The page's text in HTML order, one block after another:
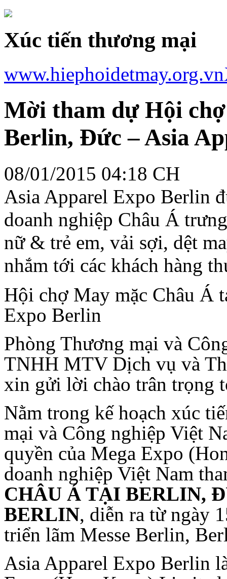
Xúc tiến thương mại
www.hiephoidetmay.org.vn
Mời tham dự Hội
Berlin, Đức – Asia
08/01/2015 04:18 CH
Asia Apparel Expo Berlin
doanh nghiệp Châu Á
nữ & trẻ em, vải sợi, dệt
nhắm tới các khách hàng
Hội chợ May mặc Châu Á
Expo Berlin
Phòng Thương mại và
TNHH MTV Dịch vụ và
xin gửi lời chào trân trọng
Nằm trong kế hoạch xúc
mại và Công nghiệp Việt
quyền của Mega Expo
doanh nghiệp Việt Nam
CHÂU Á TẠI BERLIN,
BERLIN, diễn ra từ ngày
triển lãm Messe Berlin,
Asia Apparel Expo Berlin